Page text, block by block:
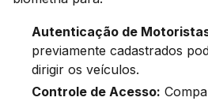
Autenticação de
previamente cadastrados
dirigir os veículos.
Controle de Acesso: